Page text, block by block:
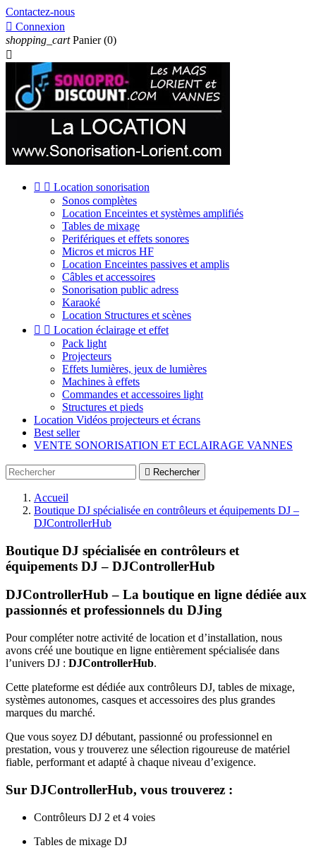
Contactez-nous
 Connexion
shopping_cart Panier (0)

  Location sonorisation
Sonos complètes
Location Enceintes et systèmes amplifiés
Tables de mixage
Perifériques et effets sonores
Micros et micros HF
Location Enceintes passives et amplis
Câbles et accessoires
Sonorisation public adress
Karaoké
Location Structures et scènes
  Location éclairage et effet
Pack light
Projecteurs
Effets lumières, jeux de lumières
Machines à effets
Commandes et accessoires light
Structures et pieds
Location Vidéos projecteurs et écrans
Best seller
VENTE SONORISATION ET ECLAIRAGE VANNES
 Rechercher
Accueil
Boutique DJ spécialisée en contrôleurs et équipements DJ –
DJControllerHub
Boutique DJ spécialisée en contrôleurs et
équipements DJ – DJControllerHub
DJControllerHub – La boutique en ligne dédiée aux
passionnés et professionnels du DJing
Pour compléter notre activité de location et d’installation, nous
avons créé une boutique en ligne entièrement spécialisée dans
l’univers DJ : DJControllerHub.
Cette plateforme est dédiée aux contrôleurs DJ, tables de mixage,
systèmes autonomes, casques et accessoires des plus grandes
marques du marché.
Que vous soyez DJ débutant, passionné ou professionnel en
prestation, vous y trouverez une sélection rigoureuse de matériel
fiable, performant et adapté à chaque niveau d’exigence.
Sur DJControllerHub, vous trouverez :
Contrôleurs DJ 2 et 4 voies
Tables de mixage DJ